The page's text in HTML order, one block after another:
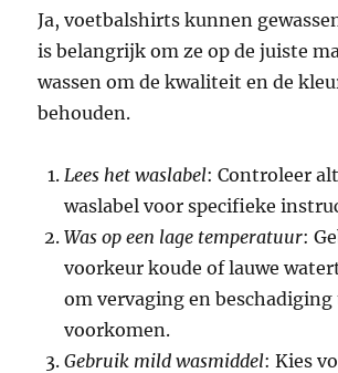
Ja, voetbalshirts kunnen
is belangrijk om ze op de juiste
wassen om de kwaliteit en de
behouden.
Lees het waslabel: Controleer
waslabel voor specifieke
Was op een lage temperatuur:
voorkeur koude of lauwe
om vervaging en beschadiging
voorkomen.
Gebruik mild wasmiddel: Kies